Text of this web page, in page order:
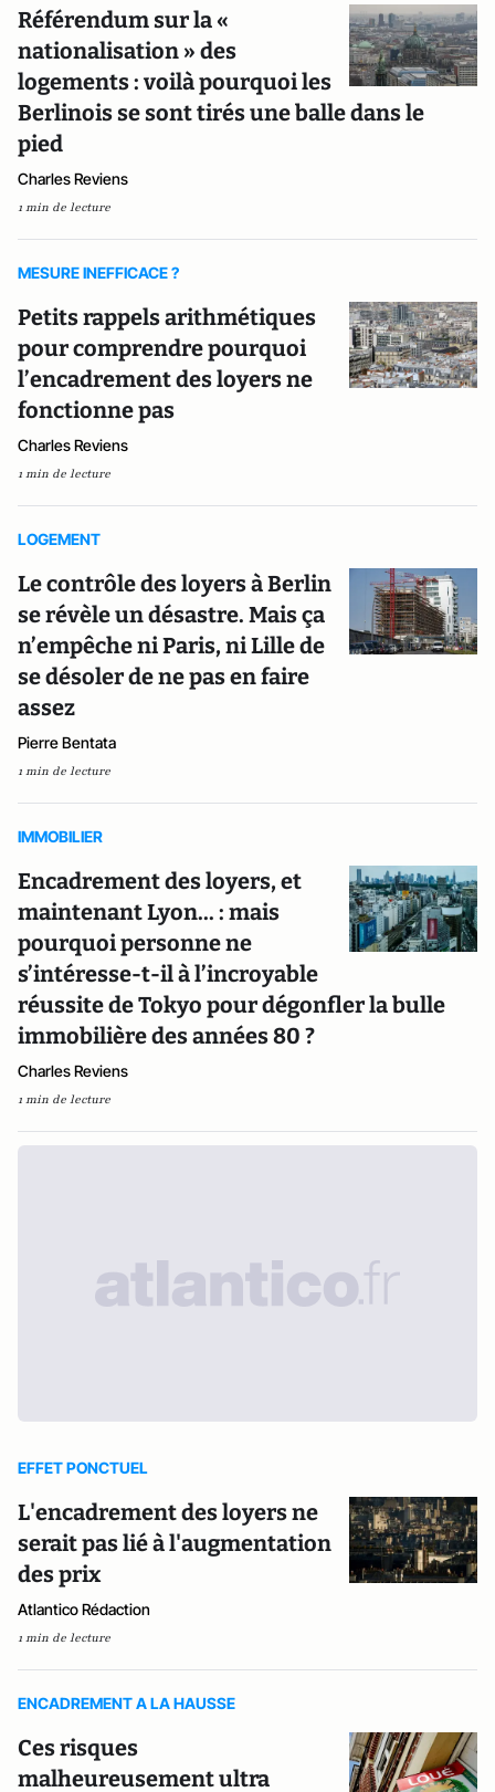
Référendum sur la «
nationalisation » des
logements : voilà pourquoi les
Berlinois se sont tirés une balle dans le
pied
Charles Reviens
1 min de lecture
MESURE INEFFICACE ?
Petits rappels arithmétiques
pour comprendre pourquoi
l’encadrement des loyers ne
fonctionne pas
Charles Reviens
1 min de lecture
LOGEMENT
Le contrôle des loyers à Berlin
se révèle un désastre. Mais ça
n’empêche ni Paris, ni Lille de
se désoler de ne pas en faire
assez
Pierre Bentata
1 min de lecture
IMMOBILIER
Encadrement des loyers, et
maintenant Lyon... : mais
pourquoi personne ne
s’intéresse-t-il à l’incroyable
réussite de Tokyo pour dégonfler la bulle
immobilière des années 80 ?
Charles Reviens
1 min de lecture
EFFET PONCTUEL
L'encadrement des loyers ne
serait pas lié à l'augmentation
des prix
Atlantico Rédaction
1 min de lecture
ENCADREMENT A LA HAUSSE
Ces risques
malheureusement ultra